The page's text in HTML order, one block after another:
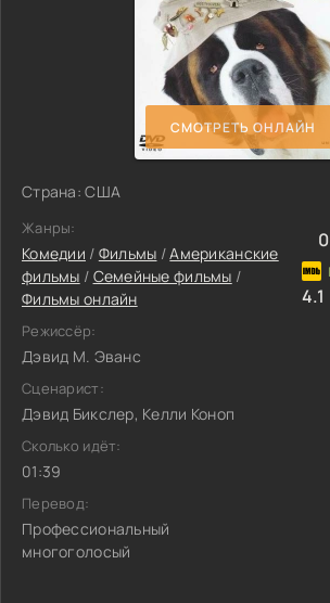
СМОТРЕТЬ ОНЛАЙН
Страна: США
Жанры:
Комедии / Фильмы /Американские
фильмы / Семейные фильмы /
Фильмы онлайн
Режиссёр:
Дэвид М. Эванс
Сценарист:
Дэвид Бикслер, Келли Коноп
Сколько идёт:
01:39
Перевод:
Профессиональный
многоголосый
0
4.1